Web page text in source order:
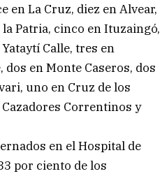
en La Cruz, diez en Alvear,
Patria, cinco en Ituzaingó,
Calle, tres en
en Monte Caseros, dos
uno en Cruz de los
Correntinos y
en el Hospital de
por ciento de los